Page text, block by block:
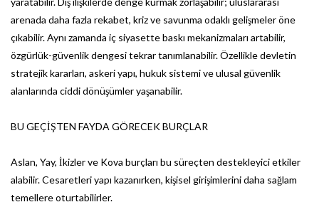
arenada daha fazla rekabet, kriz ve savunma odaklı gelişmeler öne
çıkabilir. Aynı zamanda iç siyasette baskı mekanizmaları artabilir,
özgürlük-güvenlik dengesi tekrar tanımlanabilir. Özellikle devletin
stratejik kararları, askeri yapı, hukuk sistemi ve ulusal güvenlik
alanlarında ciddi dönüşümler yaşanabilir.
BU GEÇİŞTEN FAYDA GÖRECEK BURÇLAR
Aslan, Yay, İkizler ve Kova burçları bu süreçten destekleyici etkiler
alabilir. Cesaretleri yapı kazanırken, kişisel girişimlerini daha sağlam
temellere oturtabilirler.